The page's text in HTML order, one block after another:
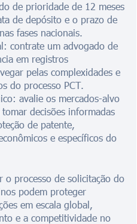
de prioridade de 12 meses
de depósito e o prazo de
fases nacionais.
contrate um advogado de
em registros
pelas complexidades e
do processo PCT.
avalie os mercados-alvo
decisões informadas
de patente,
e específicos do
o processo de solicitação do
podem proteger
em escala global,
e a competitividade no